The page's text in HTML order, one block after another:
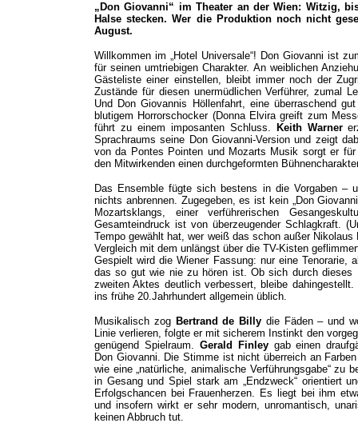
„Don Giovanni“ im Theater an der Wien: Witzig,
Halse stecken. Wer die Produktion noch nicht
August.
Willkommen im „Hotel Universale“! Don Giovanni ist
für seinen umtriebigen Charakter. An weiblichen
Gästeliste einer einstellen, bleibt immer noch der
Zustände für diesen unermüdlichen Verführer, zumal
Und Don Giovannis Höllenfahrt, eine überraschend
blutigem Horrorschocker (Donna Elvira greift zum
führt zu einem imposanten Schluss.
Keith Warner
Sprachraums seine Don Giovanni-Version und zeigt
von da Pontes Pointen und Mozarts Musik sorgt er
den Mitwirkenden einen durchgeformten
Das Ensemble fügte sich bestens in die Vorgaben
nichts anbrennen. Zugegeben, es ist kein „Don
Mozartsklangs, einer verführerischen
Gesamteindruck ist von überzeugender Schlagkraft.
Tempo gewählt hat, wer weiß das schon außer
Vergleich mit dem unlängst über die TV-Kisten
Gespielt wird die Wiener Fassung: nur eine Tenorarie,
das so gut wie nie zu hören ist. Ob sich durch dieses
zweiten Aktes deutlich verbessert, bleibe
ins frühe 20.Jahrhundert allgemein üblich.
Musikalisch zog Bertrand de Billy die Fäden – und
Linie verlieren, folgte er mit sicherem Instinkt den
genügend Spielraum. Gerald Finley gab einen
Don Giovanni. Die Stimme ist nicht überreich an
wie eine „natürliche, animalische Verführungsgabe“
in Gesang und Spiel stark am „Endzweck“ orientiert
Erfolgschancen bei Frauenherzen. Es liegt bei ihm
und insofern wirkt er sehr modern, unromantisch,
keinen Abbruch tut.